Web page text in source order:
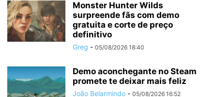
Monster Hunter Wilds
surpreende fãs com demo
gratuita e corte de preço
definitivo
Greg - 05/08/2026 18:40
Demo aconchegante no Steam
promete te deixar mais feliz
João Belarmindo - 05/08/2026 16:52